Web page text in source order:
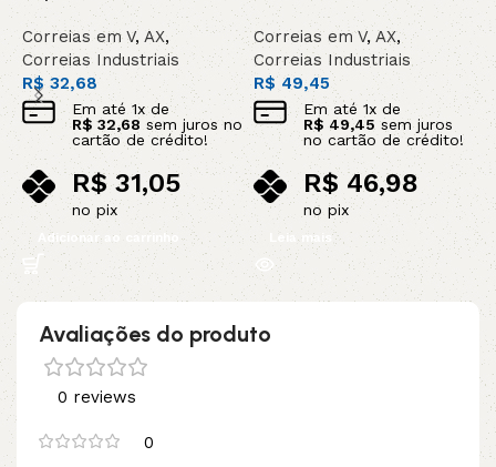
Correias em V, AX,
Correias Industriais
R$32,68
Em até 1x de
R$ 32,68 sem juros no
cartão de crédito!
R$31,05
no pix
Adicionar ao carrinho
Correias em V,AX,
Correias Industriais
R$49,45
Em até 1x de
R$ 49,45 sem juros
no cartão de crédito!
R$46,98
no pix
Leia mais
Avaliações do produto
0 reviews
0